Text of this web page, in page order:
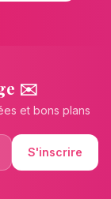
✉️
et bons plans
S'inscrire